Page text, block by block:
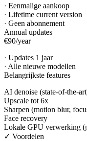
· Eenmalige aankoop
· Lifetime current version
· Geen abonnement
Annual updates
€90/year
· Updates 1 jaar
· Alle nieuwe modellen
Belangrijkste features
AI denoise (state-of-the-
Upscale tot 6x
Sharpen (motion blur,
Face recovery
Lokale GPU verwerking
✓ Voordelen